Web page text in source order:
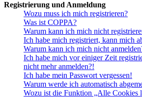
Registrierung und Anmeldung
Wozu muss ich mich registrieren?
Was ist COPPA?
Warum kann ich mich nicht
Ich habe mich registriert, kann mich
Warum kann ich mich nicht
Ich habe mich vor einiger Zeit
nicht mehr anmelden?!
Ich habe mein Passwort vergessen!
Warum werde ich automatisch
Wozu ist die Funktion „Alle Cookies